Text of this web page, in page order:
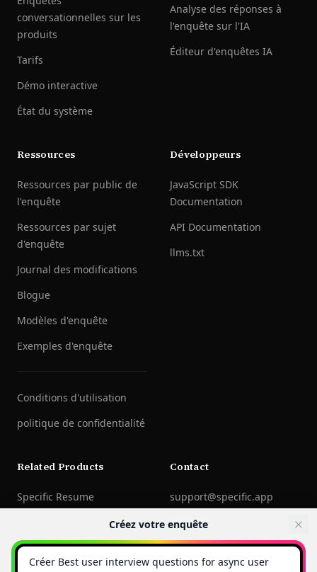
Créez votre enquête
conversationnelles sur les
produits
Tarifs
Démo interactive
État du système
Analyse des réponses à
l'enquête sur l'IA
Éditeur d'enquêtes IA
Ressources
Ressources par public de
l'enquête
Ressources par sujet
d'enquête
Journal des modifications
Blogue
Modèles d'enquête
Exemples d'enquête
Conditions d'utilisation
politique de confidentialité
Développeurs
JavaScript SDK
Documentation
API Documentation
llms.txt
Related Products
Specific Resume
Contact
support@specific.app
LinkedIn